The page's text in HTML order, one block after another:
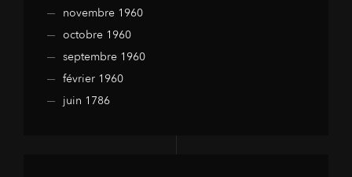
novembre 1960
octobre 1960
septembre 1960
février 1960
juin 1786